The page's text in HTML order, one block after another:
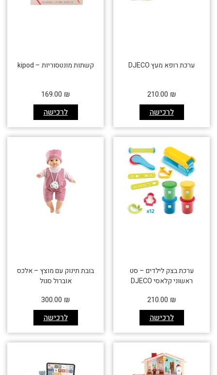
ערכת רופא מעץ DJECO
לרכישה
210.00 ₪
קשתות מונטסוריות – kipod
לרכישה
169.00 ₪
ערכת בצק לילדים – סט
ראשוני קלאסי DJECO
לרכישה
210.00 ₪
בובת תינוק עם מוצץ – אלכס
אוברול סגול
לרכישה
300.00 ₪